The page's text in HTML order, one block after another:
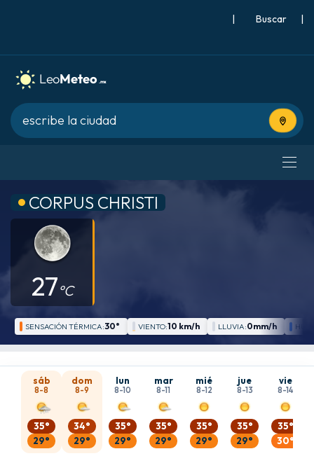
| |
Usa tu
CORPUS CHRISTI
27°C
SENSACIÓN TÉRMICA:30° VIENTO:10 km/h LLUVIA:0mm/h
sáb
8-8
35°
29°
dom
8-9
34°
29°
lun
8-10
35°
29°
mar
8-11
35°
29°
mié
8-12
35°
29°
jue
8-13
35°
29°
vie
8-14
35°
30°